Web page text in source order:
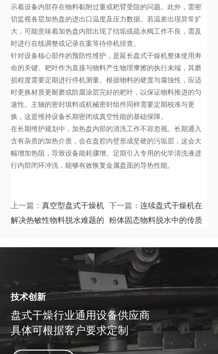
示着设备内部存在物料黏附过量或耙臂受阻的问题。此外，需密
切监视各层加热盘的进出口温度及压力数据。若温差出现异常扩
大，可能意味着加热盘内部出现了结垢或疏水阀工作不良，需及
时进行在线调整或记录在案等待停机排查。
针对设备核心部件的预防性维护，是延长盘式干燥机整体使用寿
命的关键。耙叶作为直接与物料产生物理摩擦的执行末端，其磨
损程度需要定期进行停机测量。根据物料的硬度与腐蚀性，应适
时更换材质更耐磨或防腐涂层完好的耙叶，以保证物料推进的匀
速性。主轴的密封填料或机械密封组件同样需要定期校准与更
换，这是维持设备长期密闭或真空性能的基础保障。
在长期维护规划中，加热盘内部的清洗工作不容忽视。长期通入
含有杂质的加热介质，会在盘腔内壁形成坚硬的污垢层，这会大
幅增加热阻，导致设备能耗骤增。定期引入专用的化学清洗液进
行内部闭环冲洗，能够有效恢复金属盘面的导热性能。
上一篇：真空型盘式干燥机
解决热敏性物料脱水难题的
下一篇： 连续盘式干燥机在
粉体固态物料脱水中的传质
技术创新
盘式干燥行业通用设备供应商
具体可根据客户要求定制